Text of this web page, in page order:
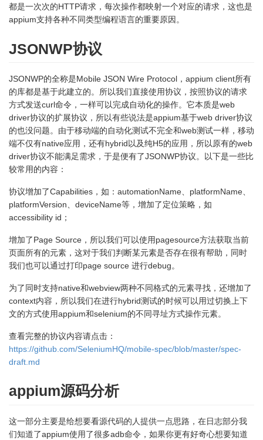
都是一次次的HTTP请求，每次操作都映射一个对应的请求，这也是
appium支持各种不同类型编程语言的重要原因。
JSONWP协议
JSONWP的全称是Mobile JSON Wire Protocol，appium client所有
的库都是基于此建立的。所以我们直接使用协议，按照协议的请求
方式发送curl命令，一样可以完成自动化的操作。它本质是web
driver协议的扩展协议，所以有些说法是appium基于web driver协议
的也没问题。由于移动端的自动化测试不完全和web测试一样，移动
端不仅有native应用，还有hybrid以及纯H5的应用，所以原有的web
driver协议不能满足需求，于是便有了JSONWP协议。以下是一些比
较常用的内容：
协议增加了Capabilities，如：automationName、platformName、
platformVersion、deviceName等，增加了定位策略，如
accessibility id；
增加了Page Source，所以我们可以使用pagesource方法获取当前
页面所有的元素，这对于我们判断某元素是否存在很有帮助，同时
我们也可以通过打印page source 进行debug。
为了同时支持native和webview两种不同格式的元素寻找，还增加了
context内容，所以我们在进行hybrid测试的时候可以用过切换上下
文的方式使用appium和selenium的不同寻址方式操作元素。
查看完整的协议内容请点击：
https://github.com/SeleniumHQ/mobile-spec/blob/master/spec-
draft.md
appium源码分析
这一部分主要是给想要看源代码的人提供一点思路，在日志部分我
们知道了appium使用了很多adb命令，如果你更有好奇心想要知道